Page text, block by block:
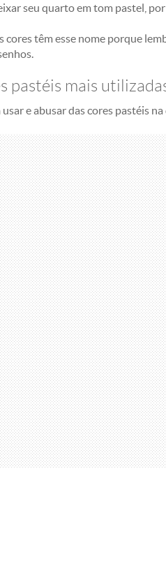
seu quarto em tom pastel,
cores têm esse nome porque
pastéis mais
e abusar das cores pastéis